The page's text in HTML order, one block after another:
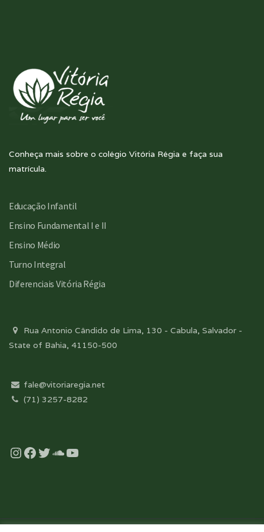
Conheça mais sobre o colégio Vitória Régia e faça sua
matrícula.
Educação Infantil
Ensino Fundamental I e II
Ensino Médio
Turno Integral
Diferenciais Vitória Régia
Rua Antonio Cândido de Lima, 130 - Cabula, Salvador -
State of Bahia, 41150-500
fale@vitoriaregia.net
(71) 3257-8282
Instagram
Facebook
Twitter
Soundcloud
YouTube